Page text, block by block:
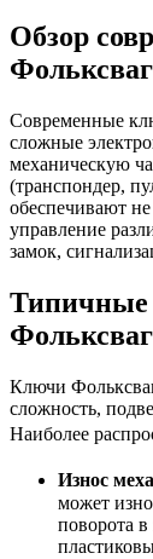
Обзор
Современные
сложные
механическую
(транспондер,
обеспечивают
управление
замок,
Типичные
Ключи
сложность,
Наиболее
Износ
может
поворота